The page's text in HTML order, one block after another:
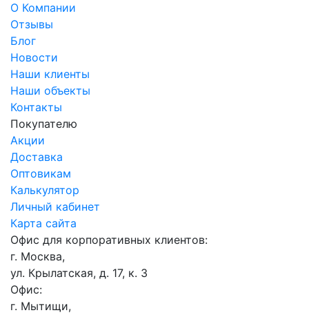
О Компании
Отзывы
Блог
Новости
Наши клиенты
Наши объекты
Контакты
Покупателю
Акции
Доставка
Оптовикам
Калькулятор
Личный кабинет
Карта сайта
Офис для корпоративных клиентов:
г. Москва,
ул. Крылатская, д. 17, к. 3
Офис:
г. Мытищи,